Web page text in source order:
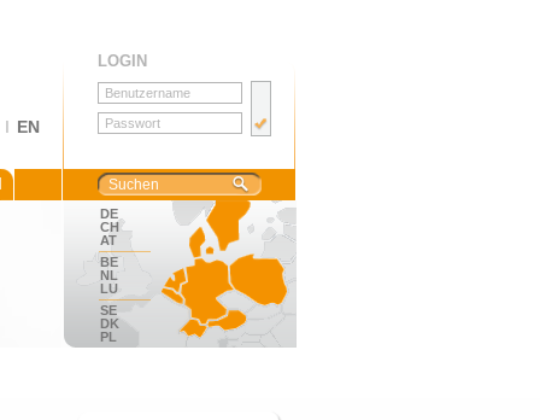
I EN
LOGIN
DE
CH
AT
BE
NL
LU
SE
DK
PL